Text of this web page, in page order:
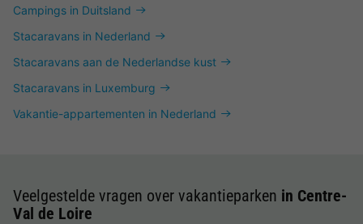
Campings in Duitsland
Stacaravans in Nederland
Stacaravans aan de Nederlandse kust
Stacaravans in Luxemburg
Vakantie-appartementen in Nederland
Veelgestelde vragen over vakantieparken in Centre-
Val de Loire